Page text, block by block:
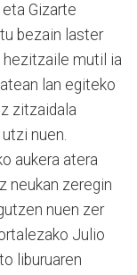
Gizarte
bezain laster
hezitzaile mutil ia
lan egiteko
zitzaidala
nuen.
aukera atera
neukan zeregin
nuen zer
Julio
liburuaren